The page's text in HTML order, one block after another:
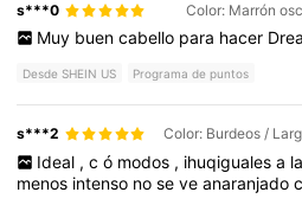
s***0 Color: Marrón
Muy buen cabello para hacer
Desde SHEIN US Programa de puntos
s***2
Ideal , c ó modos , ihuqiguales a
menos intenso noseveanaranjado